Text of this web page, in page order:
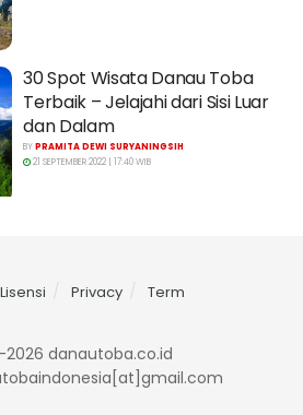
30 Spot Wisata Danau Toba
Terbaik – Jelajahi dari Sisi Luar
dan Dalam
BYPRAMITA DEWI SURYANINGSIH
21 SEPTEMBER 2022 | 17:40 WIB
Lisensi Privacy Term
danautoba.co.id